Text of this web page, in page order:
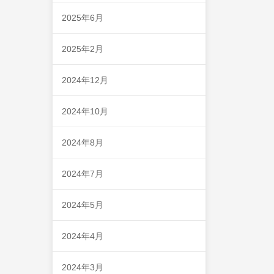
2025年6月
2025年2月
2024年12月
2024年10月
2024年8月
2024年7月
2024年5月
2024年4月
2024年3月